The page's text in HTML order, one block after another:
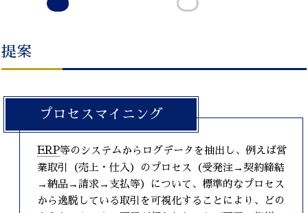
提案
プロセスマイニング
ERP等のシステムからログデータを抽出し、例えば営
業取引（売上・仕入）のプロセス（受発注→契約締結
→納品→請求→支払等）について、標準的なプロセス
から逸脱している取引を可視化することにより、どの